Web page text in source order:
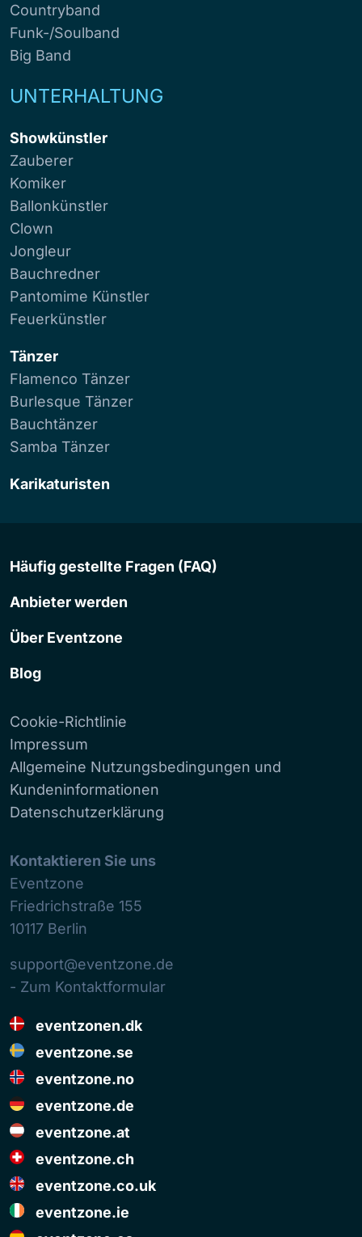
Countryband
Funk-/Soulband
Big Band
UNTERHALTUNG
Showkünstler
Zauberer
Komiker
Ballonkünstler
Clown
Jongleur
Bauchredner
Pantomime Künstler
Feuerkünstler
Tänzer
Flamenco Tänzer
Burlesque Tänzer
Bauchtänzer
Samba Tänzer
Karikaturisten
Häufig gestellte Fragen (FAQ)
Anbieter werden
Über Eventzone
Blog
Cookie-Richtlinie
Impressum
Allgemeine Nutzungsbedingungen und
Kundeninformationen
Datenschutzerklärung
Kontaktieren Sie uns
Eventzone
Friedrichstraße 155
10117 Berlin
support@eventzone.de
- Zum Kontaktformular
eventzonen.dk
eventzone.se
eventzone.no
eventzone.de
eventzone.at
eventzone.ch
eventzone.co.uk
eventzone.ie